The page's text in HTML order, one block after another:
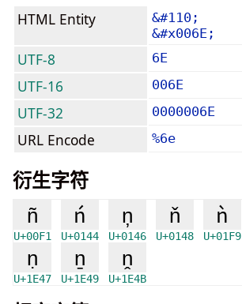
HTML Entity
&#110;
&#x006E;
UTF-8 6E
UTF-16 006E
UTF-32 0000006E
URL Encode %6e
衍生字符
ñ
U+00F1
ń
U+0144
ņ
U+0146
ň
U+0148
ǹ
U+01F9
ṇ
U+1E47
ṉ
U+1E49
ṋ
U+1E4B